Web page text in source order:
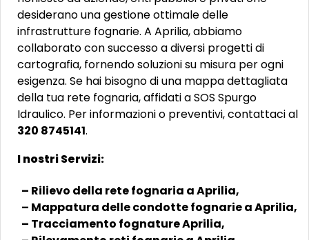
desiderano una gestione ottimale delle
infrastrutture fognarie. A Aprilia, abbiamo
collaborato con successo a diversi progetti di
cartografia, fornendo soluzioni su misura per ogni
esigenza. Se hai bisogno di una mappa dettagliata
della tua rete fognaria, affidati a SOS Spurgo
Idraulico. Per informazioni o preventivi, contattaci al
320 8745141.
I nostri Servizi:
– Rilievo della rete fognaria a Aprilia,
– Mappatura delle condotte fognarie a Aprilia,
– Tracciamento fognature Aprilia,